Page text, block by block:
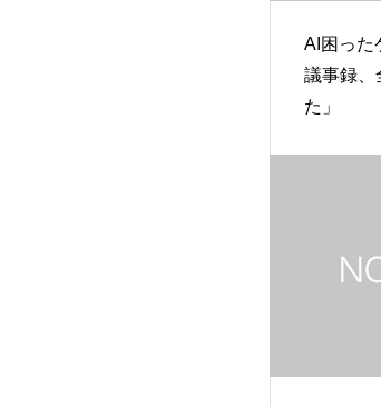
AI困った
議事録、
た」